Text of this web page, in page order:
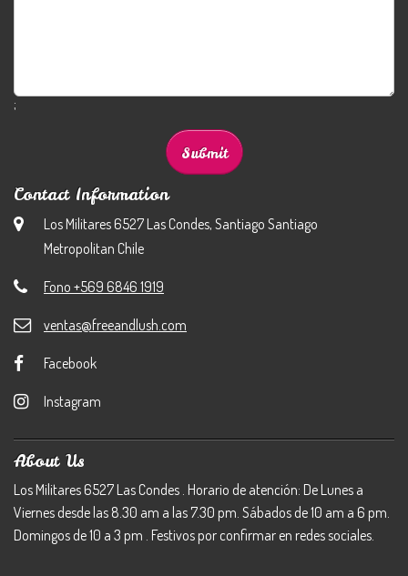
;
Contact Information
Los Militares 6527 Las Condes, Santiago Santiago
Metropolitan Chile
Fono +569 6846 1919
ventas@freeandlush.com
Facebook
Instagram
About Us
Los Militares 6527 Las Condes . Horario de atención: De Lunes a
Viernes desde las 8.30 am a las 7.30 pm. Sábados de 10 am a 6 pm.
Domingos de 10 a 3 pm . Festivos por confirmar en redes sociales.